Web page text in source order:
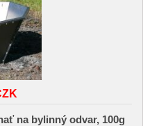
na bylinný odvar, 100g